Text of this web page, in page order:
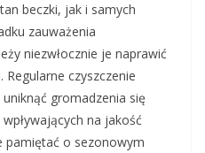
beczki, jak i samych
zauważenia
niezwłocznie je naprawić
czyszczenie
gromadzenia się
na jakość
pamiętać o sezonowym